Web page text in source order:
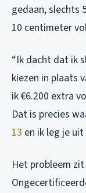
gedaan, slechts
10 centimeter
“Ik dacht dat ik
kiezen in plaats
ik €6.200 extra
Dat is precies
13 en ik leg je
Het probleem